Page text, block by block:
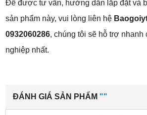
Để được tư vấn, hướng dẫn lắp đặt và
sản phẩm này, vui lòng liên hệ
0932060286, chúng tôi sẽ hỗ trợ nhanh
nghiệp nhất.
ĐÁNH GIÁ SẢN PHẨM ""